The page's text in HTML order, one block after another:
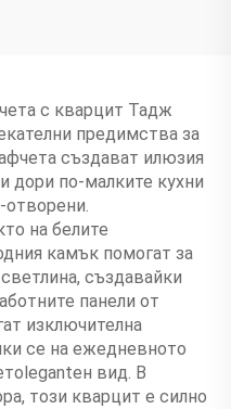
с кварцит Тадж
предимства за
създават илюзия
дори по-малките кухни
отворени.
на белите
камък помогат за
създавайки
панели от
изключителна
се на ежедневното
вид. В
този кварцит е силно